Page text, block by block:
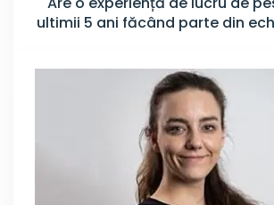
ultimii 5 ani făcând parte din